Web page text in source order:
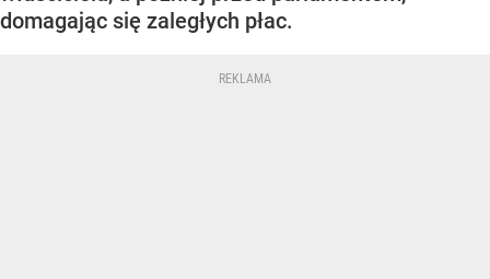
domagając się zaległych płac.